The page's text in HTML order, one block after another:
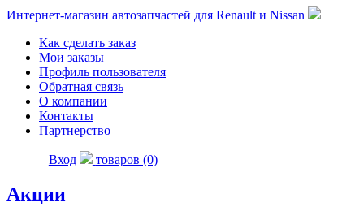
Интернет-магазин автозапчастей для Renault и Nissan
Как сделать заказ
Мои заказы
Профиль пользователя
Обратная связь
О компании
Контакты
Партнерство
Вход товаров (0)
Акции